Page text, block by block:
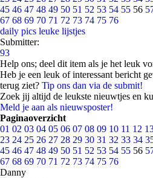
45 46 47 48 49 50 51 52 53 54 55 56
67 68 69 70 71 72 73 74 75 76
daily pics leuke lijstjes
Submitter:
93
Help ons; deel dit item als je het leuk
Heb je een leuk of interessant bericht
terug ziet? Tip ons dan via de submit!
Zoek jij altijd de leukste nieuwtjes en
Meld je aan als nieuwsposter!
Paginaoverzicht
01 02 03 04 05 06 07 08 09 10 11 12
23 24 25 26 27 28 29 30 31 32 33 34
45 46 47 48 49 50 51 52 53 54 55 56
67 68 69 70 71 72 73 74 75 76
Danny